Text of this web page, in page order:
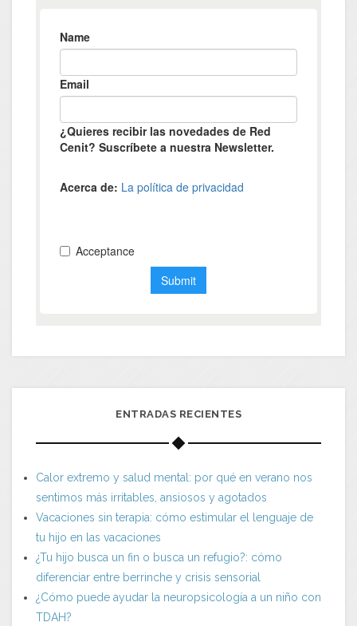
ENTRADAS RECIENTES
Calor extremo y salud mental: por qué en verano nos
sentimos más irritables, ansiosos y agotados
Vacaciones sin terapia: cómo estimular el lenguaje de
tu hijo en las vacaciones
¿Tu hijo busca un fin o busca un refugio?: cómo
diferenciar entre berrinche y crisis sensorial
¿Cómo puede ayudar la neuropsicología a un niño con
TDAH?